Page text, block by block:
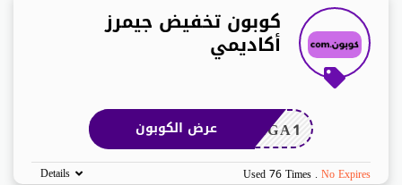
كوبون تخفيض جيمرز
أكاديمي
2GA1 عرض الكوبون
Used 76 Times . No Expires
Details